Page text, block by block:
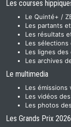
Les courses
Le Quinté+ /
Les partants
Les résultats
Les sélections
Les lignes
Les archives
Le multimedia
Les émissions
Les vidéos
Les photos
Les Grands Prix 2026